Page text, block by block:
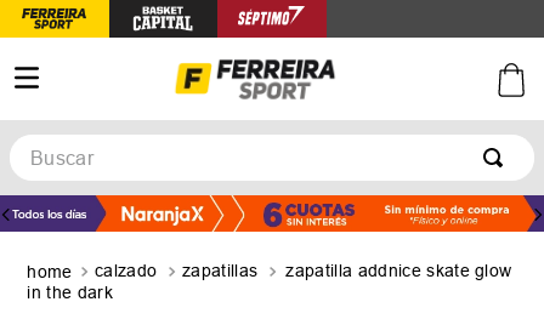
Buscar
calzado zapatillas
zapatilla addnice skate glow
in the dark
TÉRMINOS MÁS BUSCADOS
2 .
basquet